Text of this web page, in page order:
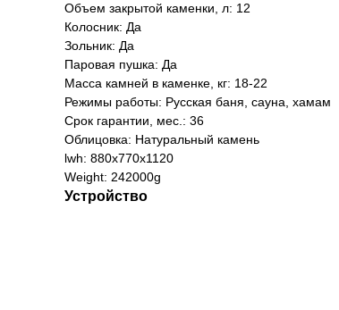
Объем закрытой каменки, л: 12
Колосник: Да
Зольник: Да
Паровая пушка: Да
Масса камней в каменке, кг: 18-22
Режимы работы: Русская баня, сауна, хамам
Срок гарантии, мес.: 36
Облицовка: Натуральный камень
lwh: 880x770x1120
Weight: 242000g
Устройство